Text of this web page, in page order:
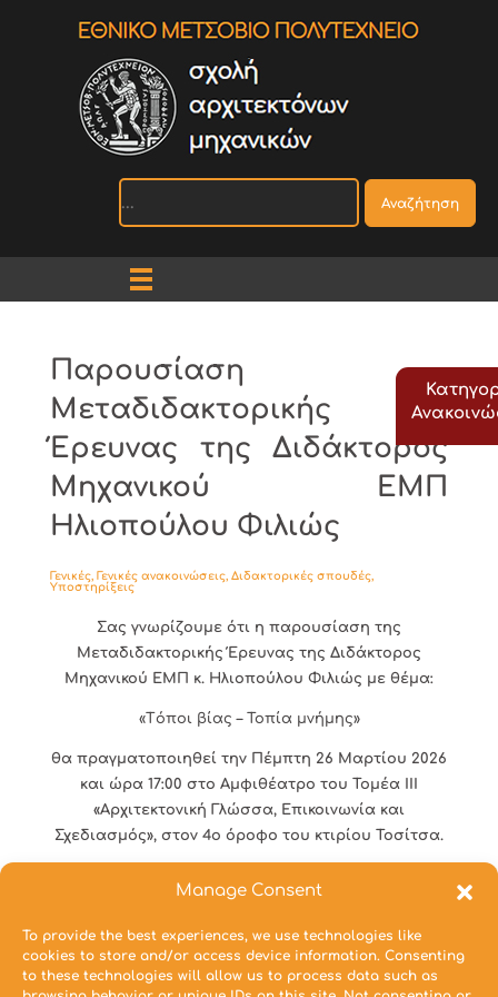
Manage Consent
To provide the best experiences, we use technologies like
cookies to store and/or access device information. Consenting
to these technologies will allow us to process data such as
Αναζήτηση
Παρουσίαση
Μεταδιδακτορικής
Έρευνας της Διδάκτορος
Μηχανικού ΕΜΠ
Ηλιοπούλου Φιλιώς
Γενικές, Γενικές ανακοινώσεις, Διδακτορικές σπουδές,
Υποστηρίξεις
Σας γνωρίζουμε ότι η παρουσίαση της
Μεταδιδακτορικής Έρευνας της Διδάκτορος
Μηχανικού ΕΜΠ κ. Ηλιοπούλου Φιλιώς με θέμα:
«Tόποι βίας – Τοπία μνήμης»
θα πραγματοποιηθεί την Πέμπτη 26 Μαρτίου 2026
και ώρα 17:00 στο Αμφιθέατρο του Τομέα ΙΙΙ
«Αρχιτεκτονική Γλώσσα, Επικοινωνία και
Σχεδιασμός», στον 4ο όροφο του κτιρίου Τοσίτσα.
Συνημμένα Αρχεία
Παρουσίαση Μεταδιδακτορικής Έρευνας της
Διδάκτορος Μηχανικού ΕΜΠ Ηλιοπούλου Φιλιώς